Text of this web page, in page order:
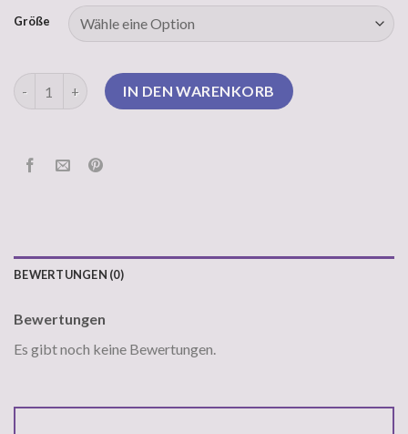
Größe
seemannspullover MengeIN DEN WARENKORB
BEWERTUNGEN (0)
Bewertungen
Es gibt noch keine Bewertungen.